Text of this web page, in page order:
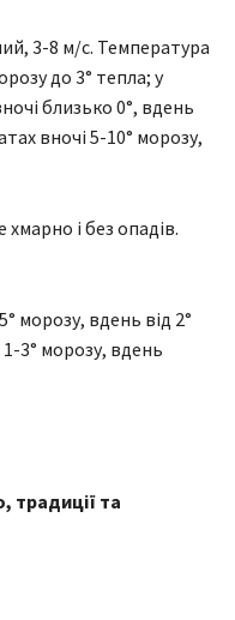
3-8 м/с. Температура
до 3° тепла; у
близько 0°, вдень
вночі 5-10° морозу,
і без опадів.
морозу, вдень від 2°
1-3° морозу, вдень
традиції та